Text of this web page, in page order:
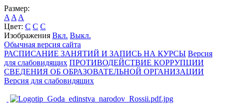
Размер:
A A A
Цвет: C C C
Изображения Вкл. Выкл.
Обычная версия сайта
РАСПИСАНИЕ ЗАНЯТИЙ И ЗАПИСЬ НА КУРСЫ Версия
для слабовидящих ПРОТИВОДЕЙСТВИЕ КОРРУПЦИИ
СВЕДЕНИЯ ОБ ОБРАЗОВАТЕЛЬНОЙ ОРГАНИЗАЦИИ
Версия для слабовидящих